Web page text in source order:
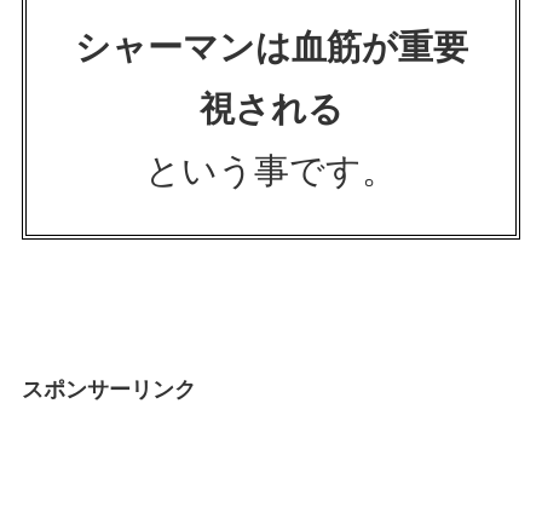
シャーマンは血筋が重要
視される
という事です。
スポンサーリンク